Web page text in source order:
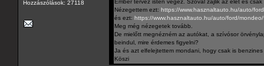
Hozzászólások: 27118
Ember tervez isten végez. Szóval zajlik az élet és
Nézegettem ezt: https://www.hasznaltauto.hu/auto/
és ezt: https://www.hasznaltauto.hu/auto/ford/
Meg még nézegetek tovább.
De mielőtt megnézném az autókat, a szívósor
beindul, mire érdemes figyelni?
Ja és azt elfelejtettem mondani, hogy csak is
Köszi